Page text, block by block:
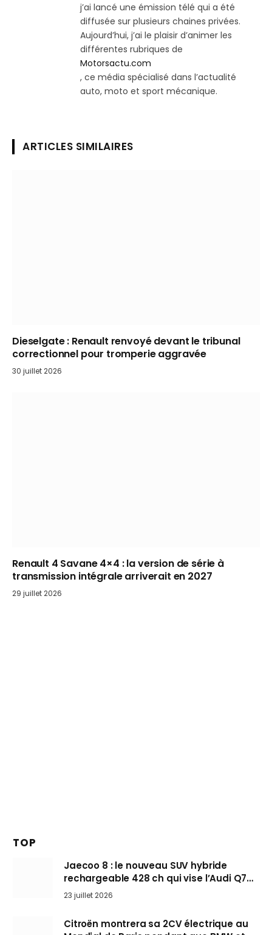
j’ai lancé une émission télé qui a été
diffusée sur plusieurs chaines privées.
Aujourd’hui, j’ai le plaisir d’animer les
différentes rubriques de
Motorsactu.com
, ce média spécialisé dans l’actualité
auto, moto et sport mécanique.
ARTICLES SIMILAIRES
Dieselgate : Renault renvoyé devant le tribunal
correctionnel pour tromperie aggravée
30 juillet 2026
Renault 4 Savane 4×4 : la version de série à
transmission intégrale arriverait en 2027
29 juillet 2026
TOP
Jaecoo 8 : le nouveau SUV hybride
rechargeable 428 ch qui vise l’Audi Q7
arrive en Europe cet automne
23 juillet 2026
Citroën montrera sa 2CV électrique au